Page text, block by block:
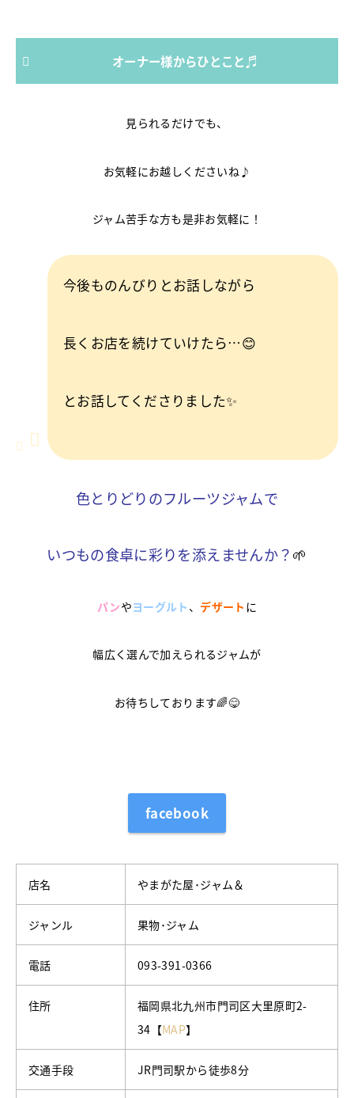
オーナー様からひとこと♬
見られるだけでも、
お気軽にお越しくださいね♪
ジャム苦手な方も是非お気軽に！
今後ものんびりとお話しながら
長くお店を続けていけたら…😊
とお話してくださりました✨
色とりどりのフルーツジャムで
いつもの食卓に彩りを添えませんか？🌱
パンやヨーグルト 、 デザート に
幅広く選んで加えられるジャムが
お待ちしております🌈😋
facebook
店名 やまがた屋･ジャム＆
ジャンル 果物･ジャム
電話 093-391-0366
住所
福岡県北九州市門司区大里原町2-
34【MAP】
交通手段 JR門司駅から徒歩8分